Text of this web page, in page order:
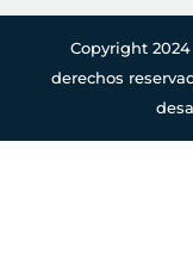
Copyright
derechos